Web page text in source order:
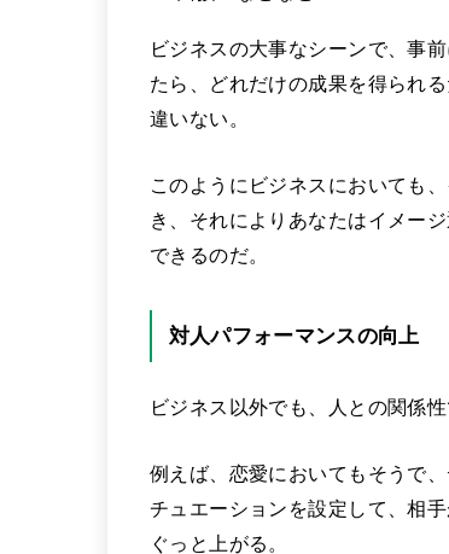
ビジネスの大事なシーンで、事
たら、どれだけの成果を得られ
違いない。
このようにビジネスにおいても
き、それによりあなたはイメー
できるのだ。
対人パフォーマンスの向上
ビジネス以外でも、人との関係
例えば、恋愛においてもそうで
チュエーションを設定して、相
ぐっと上がる。